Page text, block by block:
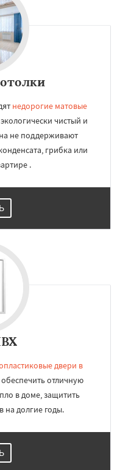
недорогие матовые
чистый и
не поддерживают
грибка или
.
двери в
отличную
в доме, защитить
на долгие годы.